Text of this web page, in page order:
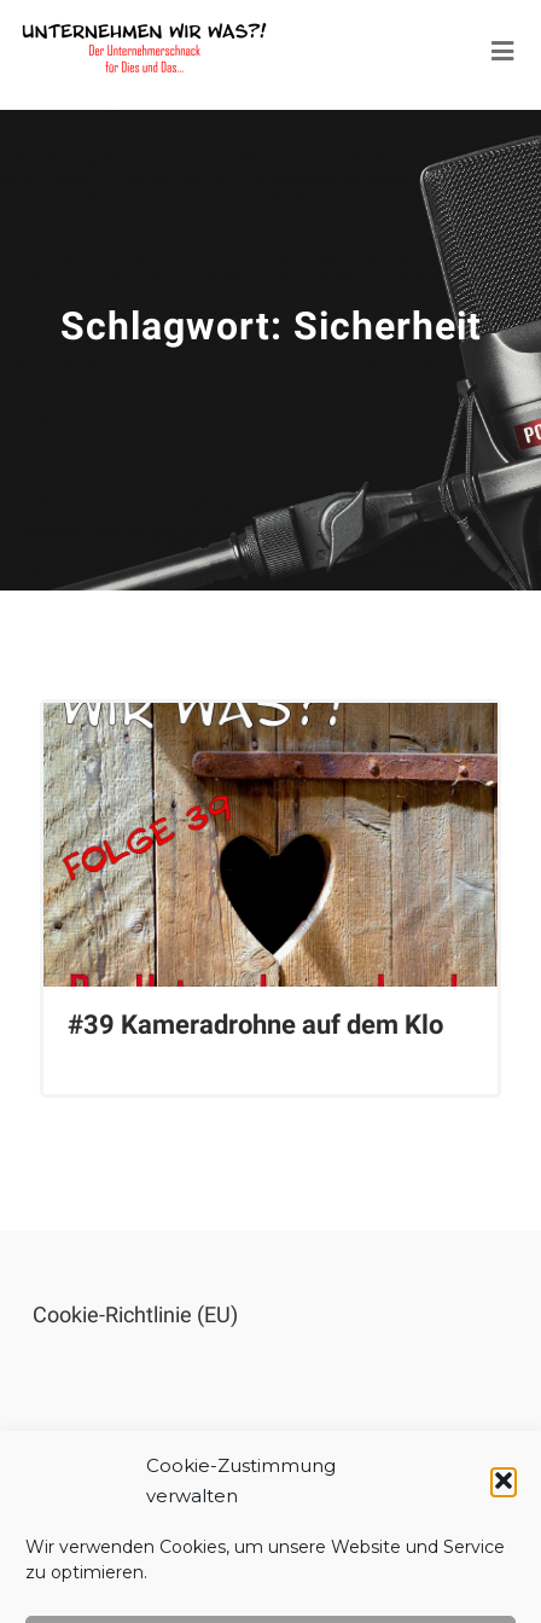
Cookie-Zustimmung
verwalten
Wir verwenden Cookies, um unsere Website und Service
zu optimieren.
Schlagwort: Sicherheit
#39 Kameradrohne auf dem Klo
Cookie-Richtlinie (EU)